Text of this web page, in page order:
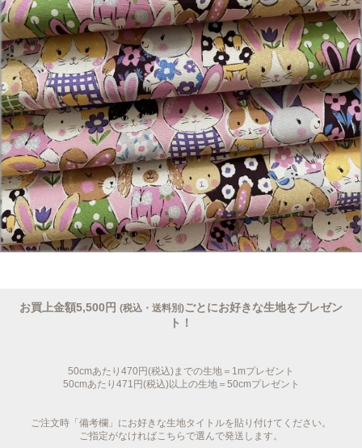
お買上金額5,500円 (税込・送料別)ごとにお好きな生地をプレゼン
ト！
50cmあたり470円(税込)までの生地＝1mプレゼント
50cmあたり471円(税込)以上の生地＝50cmプレゼント
ご注文時「備考欄」にお好きな生地タイトルを貼り付けてください。
ご指定がなければこちらで選んで発送します。